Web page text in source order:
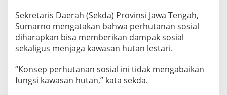
Sekretaris Daerah (Sekda) Provinsi Jawa Tengah,
Sumarno mengatakan bahwa perhutanan sosial
diharapkan bisa memberikan dampak sosial
sekaligus menjaga kawasan hutan lestari.
“Konsep perhutanan sosial ini tidak mengabaikan
fungsi kawasan hutan,” kata sekda.